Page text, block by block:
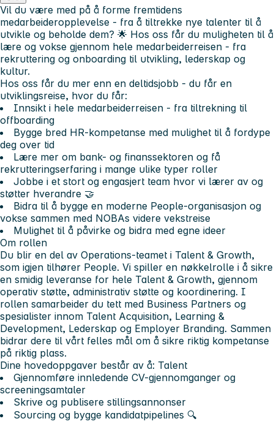
Vil du være med på å forme fremtidens
medarbeideropplevelse - fra å tiltrekke nye talenter til å
utvikle og beholde dem? 🌟 Hos oss får du muligheten til å
lære og vokse gjennom hele medarbeiderreisen - fra
rekruttering og onboarding til utvikling, lederskap og
kultur.
Hos oss får du mer enn en deltidsjobb - du får en
utviklingsreise, hvor du får:
Innsikt i hele medarbeiderreisen - fra tiltrekning til
offboarding
Bygge bred HR-kompetanse med mulighet til å fordype
deg over tid
Lære mer om bank- og finanssektoren og få
rekrutteringserfaring i mange ulike typer roller
Jobbe i et stort og engasjert team hvor vi lærer av og
støtter hverandre 🤝
Bidra til å bygge en moderne People-organisasjon og
vokse sammen med NOBAs videre vekstreise
Mulighet til å påvirke og bidra med egne ideer
Om rollen
Du blir en del av Operations-teamet i Talent & Growth,
som igjen tilhører People. Vi spiller en nøkkelrolle i å sikre
en smidig leveranse for hele Talent & Growth, gjennom
operativ støtte, administrativ støtte og koordinering. I
rollen samarbeider du tett med Business Partners og
spesialister innom Talent Acquisition, Learning &
Development, Lederskap og Employer Branding. Sammen
bidrar dere til vårt felles mål om å sikre riktig kompetanse
på riktig plass.
Dine hovedoppgaver består av å: Talent
Gjennomføre innledende CV-gjennomganger og
screeningsamtaler
Skrive og publisere stillingsannonser
Sourcing og bygge kandidatpipelines 🔍